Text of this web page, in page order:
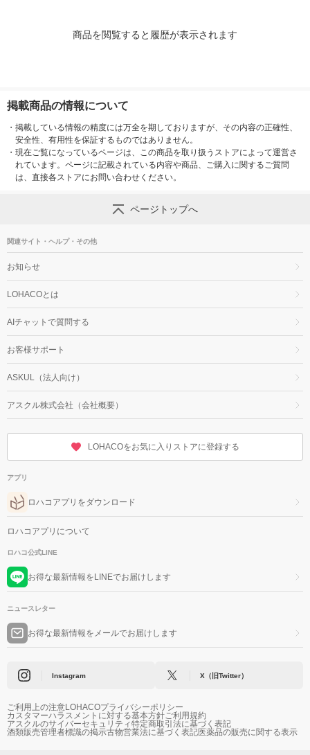
商品を閲覧すると履歴が表示されます
掲載商品の情報について
・ 掲載している情報の精度には万全を期しておりますが、その内容の正確性、
安全性、有用性を保証するものではありません。
・ 現在ご覧になっているページは、この商品を取り扱うストアによって運営さ
れています。ページに記載されている内容や商品、ご購入に関するご質問
は、直接各ストアにお問い合わせください。
ページトップへ
関連サイト・ヘルプ・その他
お知らせ
LOHACOとは
AIチャットで質問する
お客様サポート
ASKUL（法人向け）
アスクル株式会社（会社概要）
LOHACOをお気に入りストアに登録する
アプリ
ロハコアプリをダウンロード
ロハコアプリについて
ロハコ公式LINE
お得な最新情報をLINEでお届けします
ニュースレター
お得な最新情報をメールでお届けします
Instagram X（旧Twitter）
ご利用上の注意LOHACOプライバシーポリシー
カスタマーハラスメントに対する基本方針ご利用規約
アスクルのサイバーセキュリティ特定商取引法に基づく表記
酒類販売管理者標識の掲示古物営業法に基づく表記医薬品の販売に関する表示